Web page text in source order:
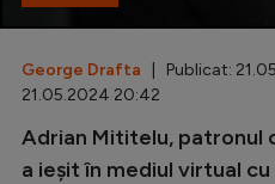
Inedit
Clasamente
George Drafta | Publicat:
21.05.2024 20:42
Adrian Mititelu, patronul
a ieșit în mediul virtual